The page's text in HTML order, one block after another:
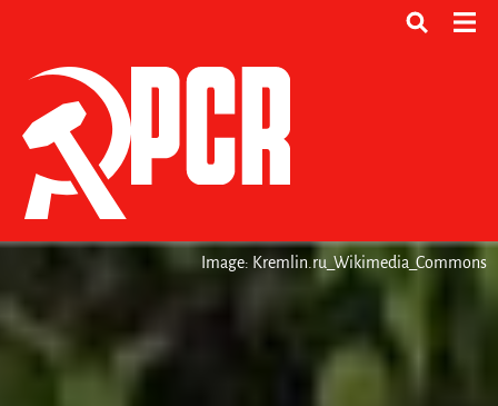
Image: Kremlin.ru_Wikimedia_Commons